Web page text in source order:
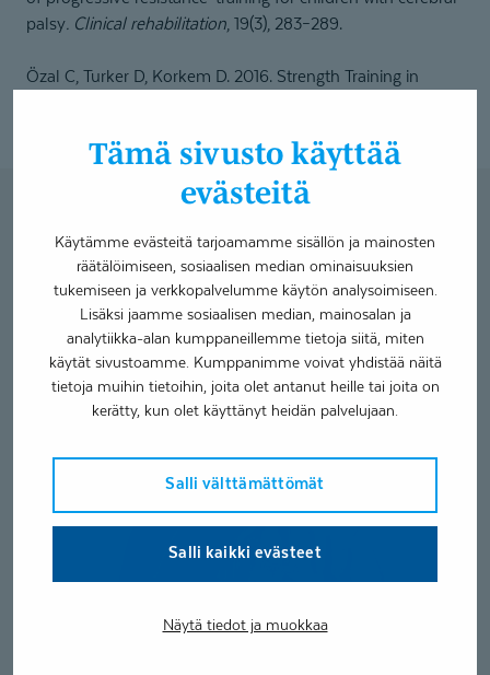
Tämä sivusto käyttää
evästeitä
Käytämme evästeitä tarjoamamme sisällön ja mainosten
räätälöimiseen, sosiaalisen median ominaisuuksien
tukemiseen ja verkkopalvelumme käytön analysoimiseen.
Lisäksi jaamme sosiaalisen median, mainosalan ja
analytiikka-alan kumppaneillemme tietoja siitä, miten
käytät sivustoamme. Kumppanimme voivat yhdistää näitä
tietoja muihin tietoihin, joita olet antanut heille tai joita on
kerätty, kun olet käyttänyt heidän palvelujaan.
Salli välttämättömät
Salli kaikki evästeet
Näytä tiedot ja muokkaa
palsy. Clinical rehabilitation, 19(3), 283–289.
Özal C, Turker D, Korkem D. 2016. Strength Training in
teihimme Vaasassa
Janne
Ylinen
Janne Ylinen